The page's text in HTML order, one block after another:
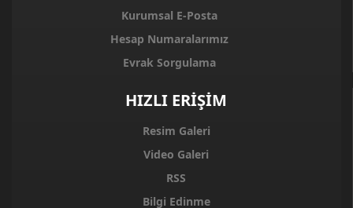
Kurumsal E-Posta
Hesap Numaralarımız
Evrak Sorgulama
HIZLI ERİŞİM
Resim Galeri
Video Galeri
RSS
Bilgi Edinme